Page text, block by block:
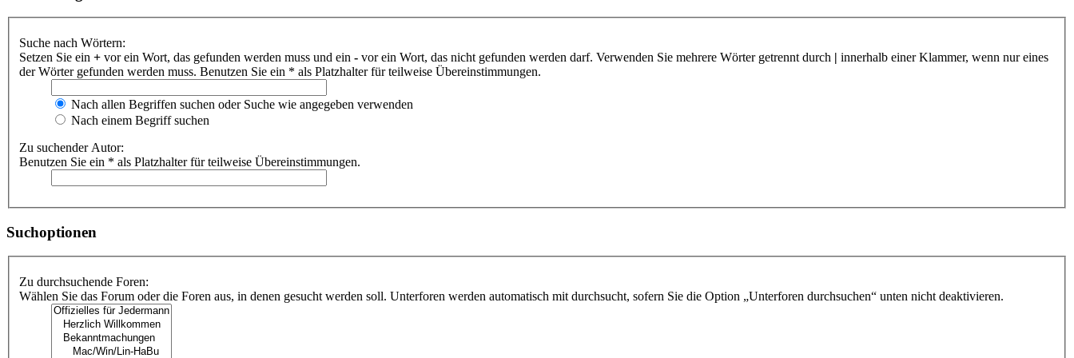
Suche nach Wörtern:
Setzen Sie ein + vor ein Wort, das gefunden werden muss und ein - vor ein Wort, das nicht gefunden werden darf. Verwenden Sie mehrere Wörter getrennt durch | innerhalb einer Klammer, wenn nur eines
der Wörter gefunden werden muss. Benutzen Sie ein * als Platzhalter für teilweise Übereinstimmungen.
Nach allen Begriffen suchen oder Suche wie angegeben verwenden
Nach einem Begriff suchen
Zu suchender Autor:
Benutzen Sie ein * als Platzhalter für teilweise Übereinstimmungen.
Suchoptionen
Zu durchsuchende Foren:
Wählen Sie das Forum oder die Foren aus, in denen gesucht werden soll. Unterforen werden automatisch mit durchsucht, sofern Sie die Option „Unterforen durchsuchen“ unten nicht deaktivieren.